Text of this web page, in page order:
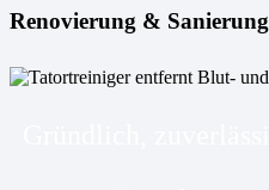
Renovierung & Sanierung